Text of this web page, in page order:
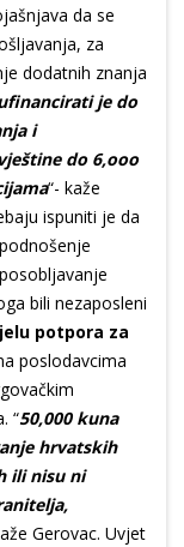
da se
za
dodatnih znanja
je do
i
do 6,ooo
“- kaže
ispuniti je da
bili nezaposleni
potpora za
poslodavcima
“50,000 kuna
hrvatskih
ili nisu ni
Gerovac. Uvjet